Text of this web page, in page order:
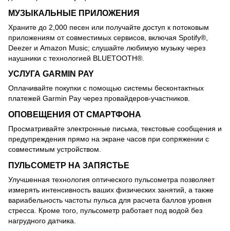
МУЗЫКАЛЬНЫЕ ПРИЛОЖЕНИЯ
Храните до 2,000 песен или получайте доступ к потоковым
приложениям от совместимых сервисов, включая Spotify®,
Deezer и Amazon Music; слушайте любимую музыку через
наушники с технологией BLUETOOTH®.
УСЛУГА GARMIN PAY
Оплачивайте покупки с помощью системы бесконтактных
платежей Garmin Pay через провайдеров-участников.
ОПОВЕЩЕНИЯ ОТ СМАРТФОНА
Просматривайте электронные письма, текстовые сообщения и
предупреждения прямо на экране часов при сопряжении с
совместимым устройством.
ПУЛЬСОМЕТР НА ЗАПЯСТЬЕ
Улучшенная технология оптического пульсометра позволяет
измерять интенсивность ваших физических занятий, а также
вариабельность частоты пульса для расчета баллов уровня
стресса. Кроме того, пульсометр работает под водой без
нагрудного датчика.